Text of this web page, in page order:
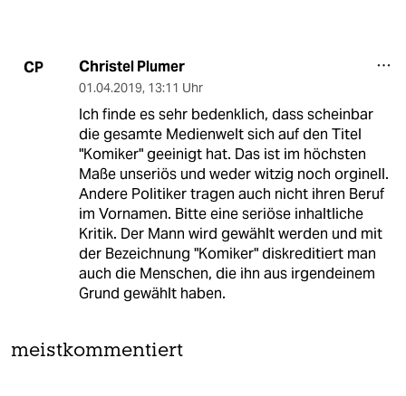
CP Christel Plumer
01.04.2019, 13:11 Uhr
Ich finde es sehr bedenklich, dass scheinbar
die gesamte Medienwelt sich auf den Titel
"Komiker" geeinigt hat. Das ist im höchsten
Maße unseriös und weder witzig noch orginell.
Andere Politiker tragen auch nicht ihren Beruf
im Vornamen. Bitte eine seriöse inhaltliche
Kritik. Der Mann wird gewählt werden und mit
der Bezeichnung "Komiker" diskreditiert man
auch die Menschen, die ihn aus irgendeinem
Grund gewählt haben.
meistkommentiert